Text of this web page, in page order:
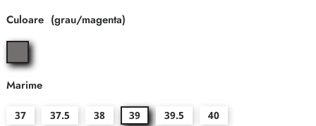
Culoare
grau/magenta
Marime
37 37.5 38 39 39.5 40